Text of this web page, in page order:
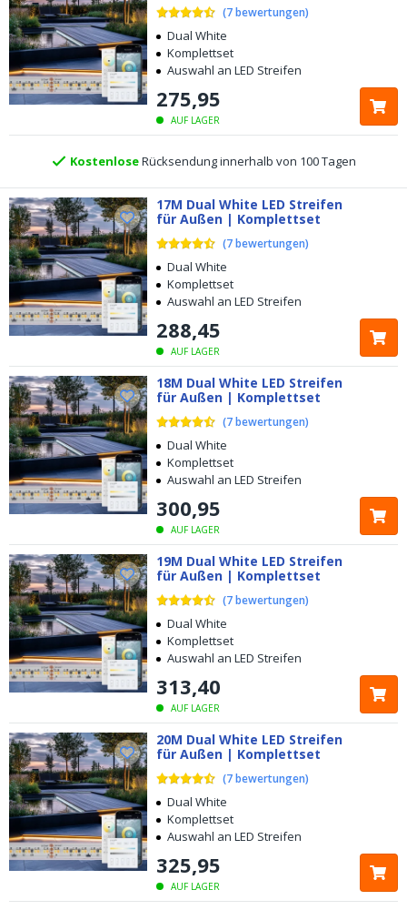
(7bewertungen)
AUF LAGER
275,95
Dual White
Komplettset
Auswahl an LED Streifen
Kostenloser
Heute bestellt, amselben Tag verschickt
5 Jahre Garantie
Kostenlose Rücksendung innerhalb von 100 Tagen
Kostenloser Versand ab € 49,-
Heute bestellt, amselben Tag verschickt
17M Dual White LED Streifen
für Außen | Komplettset
(7bewertungen)
AUF LAGER
288,45
Dual White
Komplettset
Auswahl an LED Streifen
18M Dual White LED Streifen
für Außen | Komplettset
(7bewertungen)
AUF LAGER
300,95
Dual White
Komplettset
Auswahl an LED Streifen
19M Dual White LED Streifen
für Außen | Komplettset
(7bewertungen)
AUF LAGER
313,40
Dual White
Komplettset
Auswahl an LED Streifen
20M Dual White LED Streifen
für Außen | Komplettset
(7bewertungen)
AUF LAGER
325,95
Dual White
Komplettset
Auswahl an LED Streifen